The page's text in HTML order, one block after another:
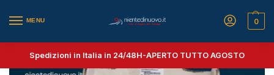
MENU 0
Spedizioni in Italia in 24/48H-APERTO TUTTO AGOSTO